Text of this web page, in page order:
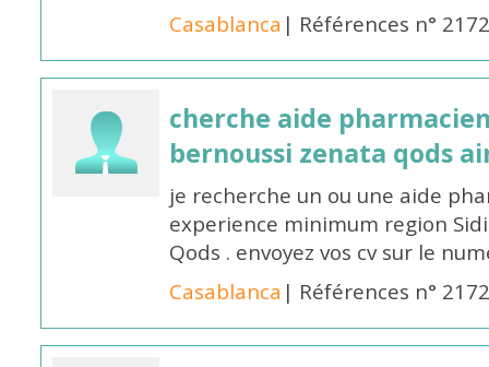
Casablanca | Références n°
cherche aide
bernoussi zenata qods
je recherche un ou une aide
experience minimum region
Qods . envoyez vos cv sur le
Casablanca | Références n°